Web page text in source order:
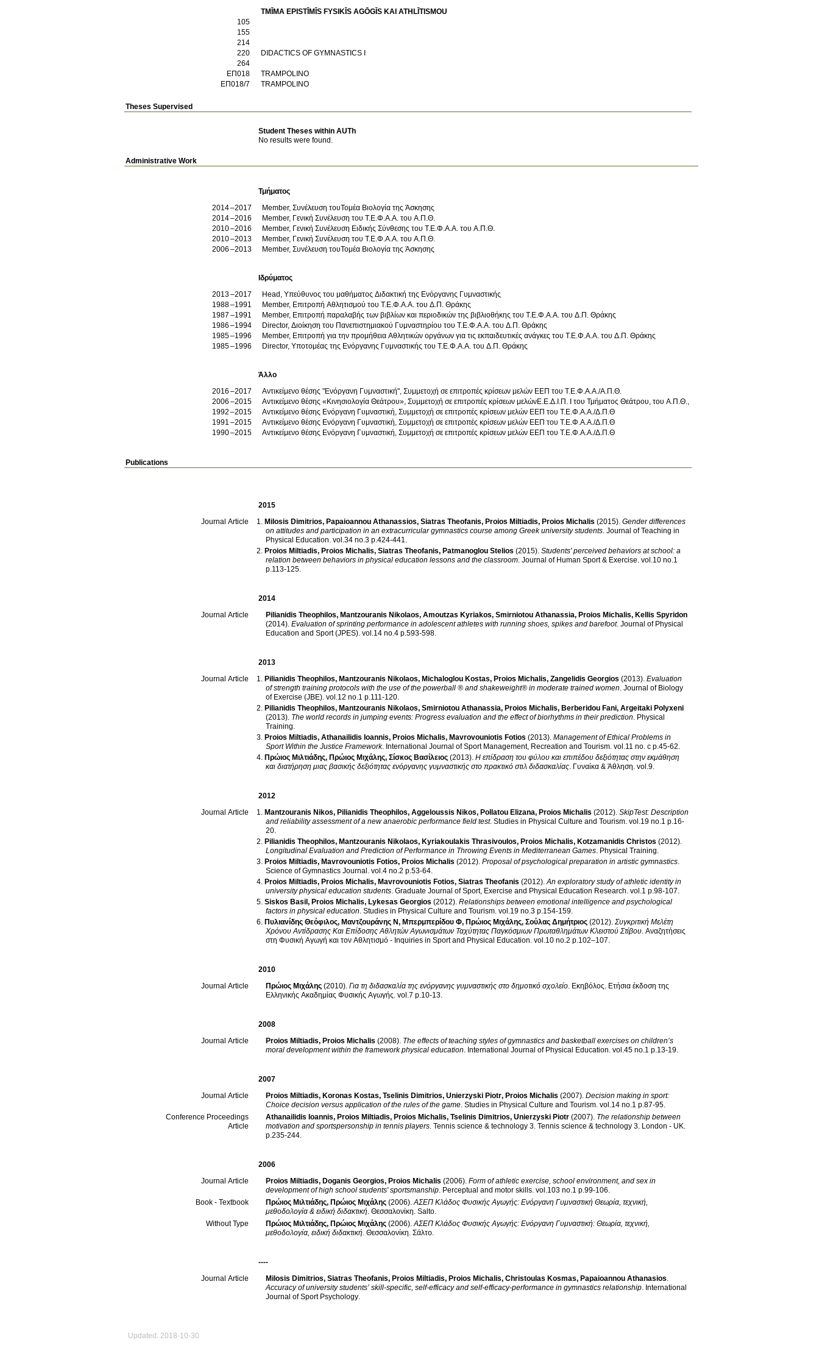
TMĪMA EPISTĪMĪS FYSIKĪS AGŌGĪS KAI ATHLĪTISMOU
105
155
214
220
DIDACTICS OF GYMNASTICS Ι
264
ΕΠ018
TRAMPOLINO
ΕΠ018/7
TRAMPOLINO
Theses Supervised
Student Theses within AUTh
No results were found.
Administrative Work
Τμήματος
2014
2017
Member, Συνέλευση τουΤομέα Βιολογία της Άσκησης
2014
2016
Member, Γενική Συνέλευση του Τ.Ε.Φ.Α.Α. του Α.Π.Θ.
2010
2016
Member, Γενική Συνέλευση Ειδικής Σύνθεσης του Τ.Ε.Φ.Α.Α. του Α.Π.Θ.
2010
2013
Member, Γενική Συνέλευση του Τ.Ε.Φ.Α.Α. του Α.Π.Θ.
2006
2013 Member, Συνέλευση τουΤομέα Βιολογία της Άσκησης
Ιδρύματος
2013
2017
Head, Υπεύθυνος του μαθήματος Διδακτική της Ενόργανης Γυμναστικής
1988
1991
Member, Επιτροπή Αθλητισμού του Τ.Ε.Φ.Α.Α. του Δ.Π. Θράκης
1987
1991
Member, Επιτροπή παραλαβής των βιβλίων και περιοδικών της βιβλιοθήκης του Τ.Ε.Φ.Α.Α. του Δ.Π. Θράκης
1986
1994
Director, Διοίκηση του Πανεπιστημιακού Γυμναστηρίου του Τ.Ε.Φ.Α.Α. του Δ.Π. Θράκης
1985
1996
Member, Επιτροπή για την προμήθεια Αθλητικών οργάνων για τις εκπαιδευτικές ανάγκες του Τ.Ε.Φ.Α.Α. του Δ.Π. Θράκης
1985
1996 Director, Υποτομέας της Ενόργανης Γυμναστικής του Τ.Ε.Φ.Α.Α. του Δ.Π. Θράκης
Άλλο
2016
2017
Αντικείμενο θέσης "Ενόργανη Γυμναστική", Συμμετοχή σε επιτροπές κρίσεων μελών ΕΕΠ του Τ.Ε.Φ.Α.Α./Α.Π.Θ.
2006
2015
Αντικείμενο θέσης «Κινησιολογία Θεάτρου», Συμμετοχή σε επιτροπές κρίσεων μελώνΕ.Ε.Δ.Ι.Π. Ι του Τμήματος Θεάτρου, του Α.Π.Θ.,
1992
2015
Αντικείμενο θέσης Ενόργανη Γυμναστική, Συμμετοχή σε επιτροπές κρίσεων μελών ΕΕΠ του Τ.Ε.Φ.Α.Α./Δ.Π.Θ
1991
2015
Αντικείμενο θέσης Ενόργανη Γυμναστική, Συμμετοχή σε επιτροπές κρίσεων μελών ΕΕΠ του Τ.Ε.Φ.Α.Α./Δ.Π.Θ
1990
2015 Αντικείμενο θέσης Ενόργανη Γυμναστική, Συμμετοχή σε επιτροπές κρίσεων μελών ΕΕΠ του Τ.Ε.Φ.Α.Α./Δ.Π.Θ
Publications
2015
Journal Article
Milosis Dimitrios, Papaioannou Athanassios, Siatras Theofanis, Proios Miltiadis, Proios Michalis (2015). Gender differences
on attitudes and participation in an extracurricular gymnastics course among Greek university students. Journal of Teaching in
Physical Education. vol.34 no.3 p.424-441.
Proios Miltiadis, Proios Michalis, Siatras Theofanis, Patmanoglou Stelios (2015). Students' perceived behaviors at school: a
relation between behaviors in physical education lessons and the classroom. Journal of Human Sport & Exercise. vol.10 no.1
p.113-125.
2014
Journal Article
Pilianidis Theophilos, Mantzouranis Νikolaos, Amoutzas Kyriakos, Smirniotou Athanassia, Proios Michalis, Kellis Spyridon
(2014). Evaluation of sprinting performance in adolescent athletes with running shoes, spikes and barefoot. Journal of Physical
Education and Sport (JPES). vol.14 no.4 p.593-598.
2013
Journal Article
Pilianidis Theophilos, Mantzouranis Νikolaos, Michaloglou Kostas, Proios Michalis, Zangelidis Georgios (2013). Evaluation
of strength training protocols with the use of the powerball ® and shakeweight® in moderate trained women. Journal of Biology
of Exercise (JBE). vol.12 no.1 p.111-120.
Pilianidis Theophilos, Mantzouranis Νikolaos, Smirniotou Athanassia, Proios Michalis, Berberidou Fani, Argeitaki Polyxeni
(2013). The world records in jumping events: Progress evaluation and the effect of biorhythms in their prediction. Physical
Training.
Proios Miltiadis, Athanailidis Ioannis, Proios Michalis, Mavrovouniotis Fotios (2013). Management of Ethical Problems in
Sport Within the Justice Framework. International Journal of Sport Management, Recreation and Tourism. vol.11 no. c p.45-62.
Πρώιος Μιλτιάδης, Πρώιος Μιχάλης, Σίσκος Βασίλειος (2013). Η επίδραση του φύλου και επιπέδου δεξιότητας στην εκμάθηση
και διατήρηση μιας βασικής δεξιότητας ενόργανης γυμναστικής στο πρακτικό στιλ διδασκαλίας. Γυναίκα & Άθληση. vol.9.
2012
Journal Article
Mantzouranis Nikos, Pilianidis Theophilos, Aggeloussis Nikos, Pollatou Elizana, Proios Michalis (2012). SkipTest: Description
and reliability assessment of a new anaerobic performance field test. Studies in Physical Culture and Tourism. vol.19 no.1 p.16-
20.
Pilianidis Theophilos, Mantzouranis Νikolaos, Kyriakoulakis Thrasivoulos, Proios Michalis, Kotzamanidis Christos (2012).
Longitudinal Evaluation and Prediction of Performance in Throwing Events in Mediterranean Games. Physical Training.
Proios Miltiadis, Mavrovouniotis Fotios, Proios Michalis (2012). Proposal of psychological preparation in artistic gymnastics.
Science of Gymnastics Journal. vol.4 no.2 p.53-64.
Proios Miltiadis, Proios Michalis, Mavrovouniotis Fotios, Siatras Theofanis (2012).An exploratory study of athletic identity in
university physical education students. Graduate Journal of Sport, Exercise and Physical Education Research. vol.1 p.98-107.
Siskos Basil, Proios Michalis, Lykesas Georgios (2012) Relationships between emotional intelligence and psychological
factors in physical education Studies in Physical Culture and Tourism vol.19 no.3 p.154-159
Πυλιανίδης Θεόφιλος, Μαντζουράνης Ν, Μπερμπερίδου Φ, Πρώιος Μιχάλης, Σούλας Δημήτριος (2012) Συγκριτική Μελέτη
Χρόνου Αντίδρασης Και Επίδοσης Αθλητών Αγωνισμάτων Ταχύτητας Παγκόσμιων Πρωταθλημάτων Κλειστού Στίβου Αναζητήσεις
στη Φυσική Αγωγή και τον Αθλητισμό - Inquiries in Sport and Physical Education
vol.10 no.2 p.102–107
2010
Journal Article
Πρώιος Μιχάλης (2010). Για τη διδασκαλία της ενόργανης γυμναστικής στο δημοτικό σχολείο. Εκηβόλος. Ετήσια έκδοση της
Ελληνικής Ακαδημίας Φυσικής Αγωγής. vol.7 p.10-13.
2008
Journal Article
Proios Miltiadis, Proios Michalis (2008). The effects of teaching styles of gymnastics and basketball exercises on children’s
moral development within the framework physical education. International Journal of Physical Education. vol.45 no.1 p.13-19.
2007
Journal Article
Proios Miltiadis, Koronas Kostas, Tselinis Dimitrios, Unierzyski Piotr, Proios Michalis (2007). Decision making in sport:
Choice decision versus application of the rules of the game. Studies in Physical Culture and Tourism. vol.14 no.1 p.87-95.
Conference Proceedings
Article
Athanailidis Ioannis, Proios Miltiadis, Proios Michalis, Tselinis Dimitrios, Unierzyski Piotr (2007). The relationship between
motivation and sportspersonship in tennis players. Tennis science & technology 3. Tennis science & technology 3. London - UK.
p.235-244.
2006
Journal Article
Proios Miltiadis, Doganis Georgios, Proios Michalis (2006). Form of athletic exercise, school environment, and sex in
development of high school students' sportsmanship. Perceptual and motor skills. vol.103 no.1 p.99-106.
Book - Textbook
Πρώιος Μιλτιάδης, Πρώιος Μιχάλης (2006).ΑΣΕΠ Κλάδος Φυσικής Αγωγής: Ενόργανη Γυμναστική Θεωρία, τεχνική,
μεθοδολογία & ειδική διδακτική. Θεσσαλονίκη. Salto.
Without Type
Πρώιος Μιλτιάδης, Πρώιος Μιχάλης (2006).ΑΣΕΠ Κλάδος Φυσικής Αγωγής: Ενόργανη Γυμναστική: Θεωρία, τεχνική,
μεθοδολογία, ειδική διδακτική. Θεσσαλονίκη. Σάλτο.
----
Journal Article
Milosis Dimitrios, Siatras Theofanis, Proios Miltiadis, Proios Michalis, Christoulas Kosmas, Papaioannou Athanasios.
Accuracy of university students’ skill-specific, self-efficacy and self-efficacy-performance in gymnastics relationship. International
Journal of Sport Psychology.
Updated: 2018-10-30